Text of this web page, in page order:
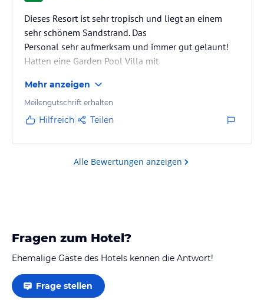
Dieses Resort ist sehr tropisch und liegt an einem
sehr schönem Sandstrand. Das
Personal sehr aufmerksam und immer gut gelaunt!
Hatten eine Garden Pool Villa mit
großzügige Villen mit viel
Privatsphäre und sehr netten und großzügigen Pool.
Garten sehr gepflegt und von aussen
tropischen Anlage mit vielen Liegen lädt
ebenso zum entspannen ein! Frühstück war sehr
Mehr anzeigen
Meilengutschrift erhalten
Hilfreich Teilen
Alle Bewertungen anzeigen
Fragen zum Hotel?
Ehemalige Gäste des Hotels kennen die Antwort!
Frage stellen